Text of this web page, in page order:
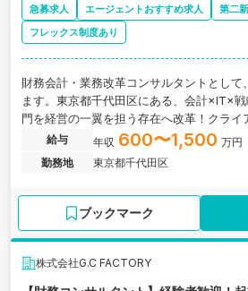
急募求人 エージェントおすすめ求人 第二
フレックス制度あり
財務会計・業務改革コンサルタントとして
ます。東京都千代田区にある、会計×IT×
門を経営の一翼を担う存在へ改革！クライ
っているコンサルティング会社の求人です。
給与 年収 600〜1,500 万円
勤務地
東京都千代田区
ブックマーク
株式会社G.C FACTORY